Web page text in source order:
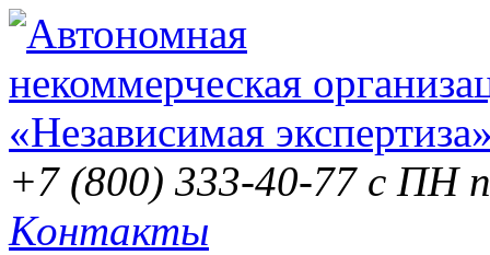
+7 (800) 333-40-77 с ПН
Контакты